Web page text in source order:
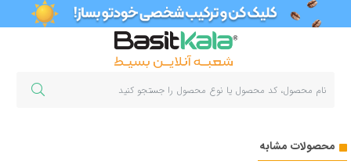
محصولات مشابه